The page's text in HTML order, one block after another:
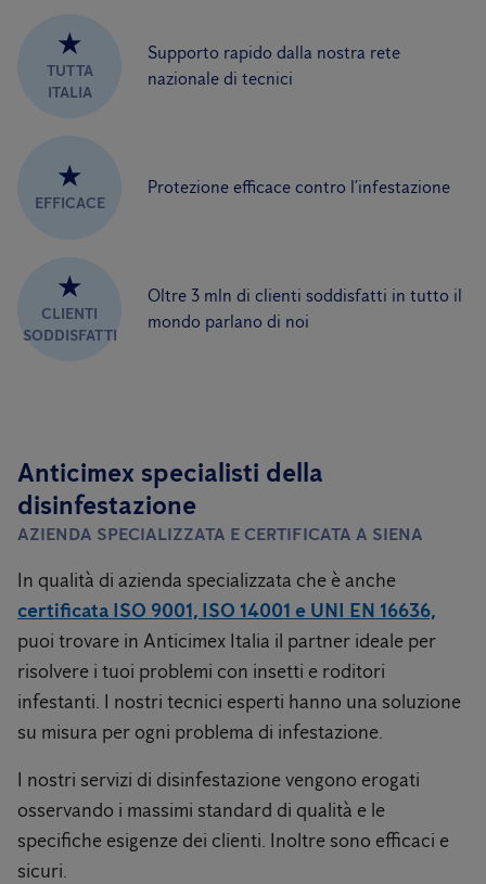
★
TUTTA
ITALIA
Supporto rapido dalla nostra rete
nazionale di tecnici
★
EFFICACE
Protezione efficace contro l’infestazione
★
CLIENTI
SODDISFATTI
Oltre 3 mln di clienti soddisfatti in tutto il
mondo parlano di noi
Anticimex specialisti della
disinfestazione
AZIENDA SPECIALIZZATA E CERTIFICATA A SIENA
In qualità di azienda specializzata che è anche
certificata ISO 9001, ISO 14001 e UNI EN 16636,
puoi trovare in Anticimex Italia il partner ideale per
risolvere i tuoi problemi con insetti e roditori
infestanti. I nostri tecnici esperti hanno una soluzione
su misura per ogni problema di infestazione.
I nostri servizi di disinfestazione vengono erogati
osservando i massimi standard di qualità e le
specifiche esigenze dei clienti. Inoltre sono efficaci e
sicuri.